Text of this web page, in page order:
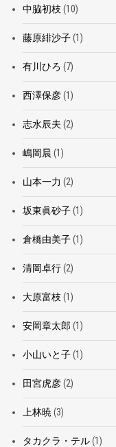
中脇初枝 (10)
藤原緋沙子(1)
有川ひろ (7)
西澤保彦(1)
志水辰夫 (2)
嶋岡晨 (1)
山本一力 (2)
坂東眞砂子(1)
倉橋由美子(1)
清岡卓行(2)
大原富枝 (1)
安岡章太郎 (1)
小山いと子(1)
田宮虎彦(2)
上林暁 (3)
タカクラ・テル(1)